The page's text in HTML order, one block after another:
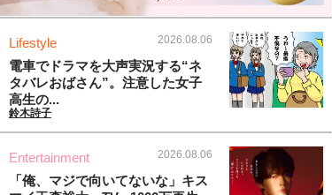
Lifestyle 2026.08.06
電車でドラマを大声実況する“ネ
タバレおばさん”。注意した女子
高生の...
鈴木詩子
Entertainment 2026.08.06
「俺、マジで向いてないな」キス